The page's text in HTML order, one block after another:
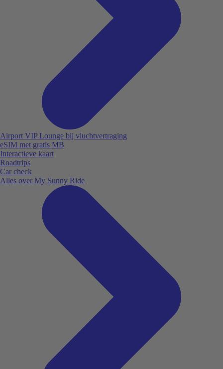
Airport VIP Lounge bij vluchtvertraging
eSIM met gratis MB
Interactieve kaart
Roadtrips
Car check
Alles over My Sunny Ride